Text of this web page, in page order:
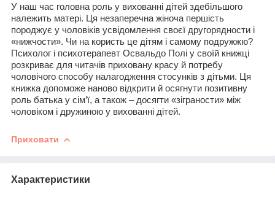
У наш час головна роль у вихованні дітей здебільшого
належить матері. Ця незаперечна жіноча першість
породжує у чоловіків усвідомлення своєї другорядности і
«нижчости». Чи на користь це дітям і самому подружжю?
Психолог і психотерапевт Освальдо Полі у своїй книжці
розкриває для читачів приховану красу й потребу
чоловічого способу налагодження стосунків з дітьми. Ця
книжка допоможе наново відкрити й осягнути позитивну
роль батька у сім’ї, а також – досягти «зіграности» між
чоловіком і дружиною у вихованні дітей.
Приховати
Характеристики